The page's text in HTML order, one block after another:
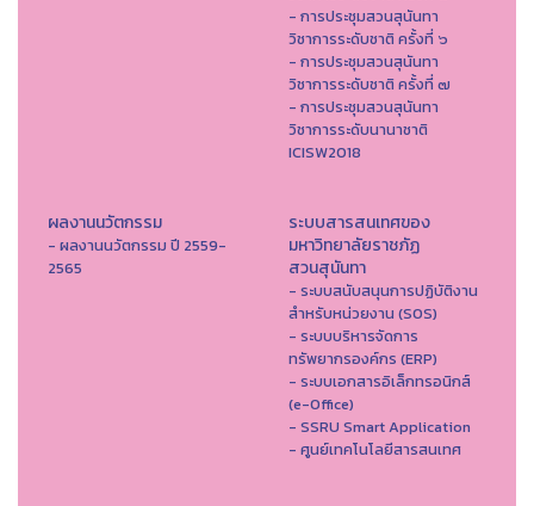
- การประชุมสวนสุนันทา
วิชาการระดับชาติ ครั้งที่ ๖
- การประชุมสวนสุนันทา
วิชาการระดับชาติ ครั้งที่ ๗
- การประชุมสวนสุนันทา
วิชาการระดับนานาชาติ
ICISW2018
ผลงานนวัตกรรม
- ผลงานนวัตกรรม ปี 2559-
2565
ระบบสารสนเทศของ
มหาวิทยาลัยราชภัฏ
สวนสุนันทา
- ระบบสนับสนุนการปฏิบัติงาน
สำหรับหน่วยงาน (SOS)
- ระบบบริหารจัดการ
ทรัพยากรองค์กร (ERP)
- ระบบเอกสารอิเล็กทรอนิกส์
(e-Office)
- SSRU Smart Application
- ศูนย์เทคโนโลยีสารสนเทศ